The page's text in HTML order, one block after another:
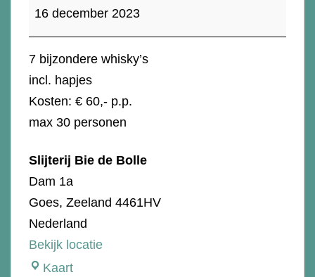
Whisky
16 december 2023
7 bijzondere whisky’s
incl. hapjes
Kosten: € 60,- p.p.
max 30 personen
Slijterij Bie de Bolle
Dam 1a
Goes, Zeeland 4461HV
Nederland
Bekijk locatie
KaartSlijterij